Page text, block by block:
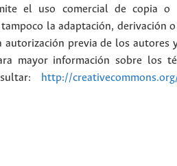
el uso comercial de copia o
la adaptación, derivación
autorización previa de los autores
mayor información sobre los
http://